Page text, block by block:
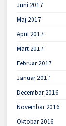
Juni 2017
Maj 2017
April 2017
Mart 2017
Februar 2017
Januar 2017
Decembar 2016
Novembar 2016
Oktobar 2016